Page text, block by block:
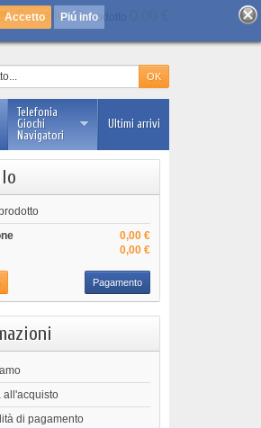
Carrello :0prodotto
Ultimi arrivi
Telefonia
Giochi
Navigatori
Piú info
0,00 €
0,00 €
Pagamento
all'acquisto
di pagamento